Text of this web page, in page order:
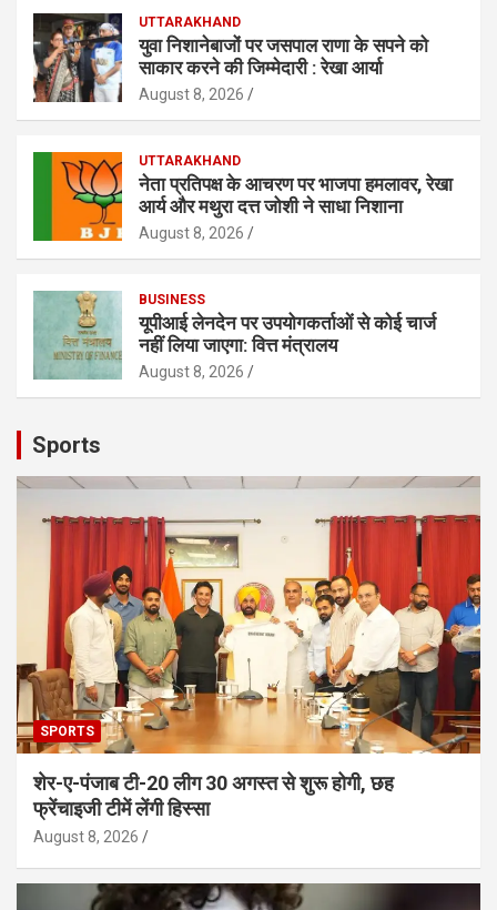
UTTARAKHAND
युवा निशानेबाजों पर जसपाल राणा के सपने को
साकार करने की जिम्मेदारी : रेखा आर्या
August 8, 2026
UTTARAKHAND
नेता प्रतिपक्ष के आचरण पर भाजपा हमलावर, रेखा
आर्य और मथुरा दत्त जोशी ने साधा निशाना
August 8, 2026
BUSINESS
यूपीआई लेनदेन पर उपयोगकर्ताओं से कोई चार्ज
नहीं लिया जाएगा: वित्त मंत्रालय
August 8, 2026
Sports
SPORTS
शेर-ए-पंजाब टी-20 लीग 30 अगस्त से शुरू होगी, छह
फ्रेंचाइजी टीमें लेंगी हिस्सा
August 8, 2026